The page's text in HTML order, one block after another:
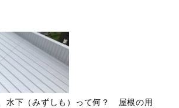
水下（みずしも）って何？ 屋根の用